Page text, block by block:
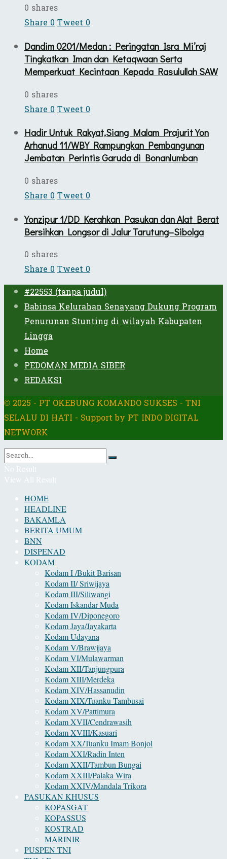
0 shares
Share0Tweet0
Dandim 0201/Medan : Peringatan Isra Mi’raj
Tingkatkan Iman dan Ketaqwaan Serta
Memperkuat Kecintaan Kepada Rasulullah SAW
0 shares
Share0Tweet0
Hadir Untuk Rakyat,Siang Malam Prajurit Yon
Arhanud 11/WBY Rampungkan Pembangunan
Jembatan Perintis Garuda di Bonanlumban
0 shares
Share0Tweet0
Yonzipur 1/DD Kerahkan Pasukan dan Alat Berat
Bersihkan Longsor di Jalur Tarutung–Sibolga
0 shares
Share0Tweet0
#22553 (tanpa judul)
Babinsa Kelurahan Senayang Dukung Program
Penurunan Stunting di wilayah Kabupaten
Lingga
Home
PEDOMAN MEDIA SIBER
REDAKSI
© 2025 - PT OKEBUNG KOMANDO SUKSES - TNI
SELALU DI HATI - Support by PT INDO DIGITAL
NETWORK
No Result
View All Result
HOME
HEADLINE
BAKAMLA
BERITA UMUM
BNN
DISPENAD
KODAM
Kodam I /Bukit Barisan
Kodam II/ Sriwijaya
Kodam III/Siliwangi
Kodam Iskandar Muda
Kodam IV/Diponegoro
Kodam Jaya/Jayakarta
Kodam Udayana
Kodam V/Brawijaya
Kodam VI/Mulawarman
Kodam XII/Tanjungpura
Kodam XIII/Merdeka
Kodam XIV/Hassanudin
Kodam XIX/Tuanku Tambusai
Kodam XV/Pattimura
Kodam XVII/Cendrawasih
Kodam XVIII/Kasuari
Kodam XX/Tuanku Imam Bonjol
Kodam XXI/Radin Inten
Kodam XXII/Tambun Bungai
Kodam XXIII/Palaka Wira
Kodam XXIV/Mandala Trikora
PASUKAN KHUSUS
KOPASGAT
KOPASSUS
KOSTRAD
MARINIR
PUSPEN TNI